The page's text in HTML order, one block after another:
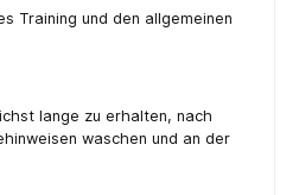
Training und den allgemeinen
lange zu erhalten, nach
waschen und an der